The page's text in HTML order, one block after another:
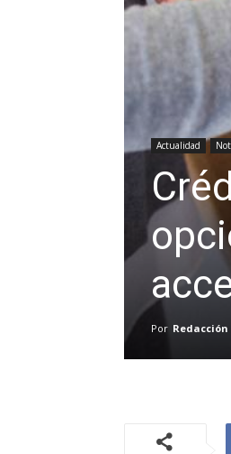
Actualidad
Por